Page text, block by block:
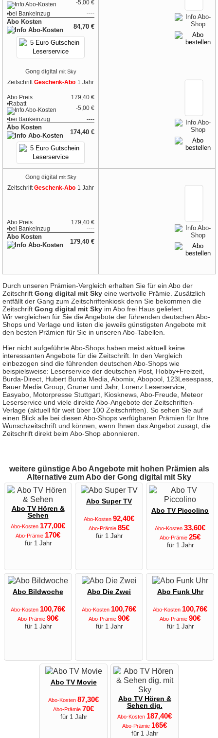
-5,00 €
•bei Bankeinzug ----
Abo Kosten
84,70 €
Gong digital mit Sky
Zeitschrift Geschenk-Abo 1 Jahr
Abo Preis
179,40 €
•Rabatt
-5,00 €
•bei Bankeinzug ----
Abo Kosten
174,40 €
Gong digital mit Sky
Zeitschrift Geschenk-Abo 1 Jahr
Abo Preis
179,40 €
•bei Bankeinzug ----
Abo Kosten
179,40 €
Durch unseren Prämien-Vergleich erhalten Sie für ein Abo der
Zeitschrift Gong digital mit Sky eine wertvolle Prämie. Zusätzlich
entfällt der Gang zum Zeitschriftenkiosk denn Sie bekommen die
Zeitschrift Gong digital mit Sky im Abo frei Haus geliefert.
Wir vergleichen für Sie die Angebote der führenden deutschen Abo-
Shops und Verlage und listen die jeweils günstigsten Angebote mit
den besten Prämien für Sie in unseren Abo-Tabellen.
Hier nicht aufgeführte Abo-Shops haben meist aktuell keine
interessanten Angebote für die Zeitschrift. In den Vergleich
einbezogen sind die führenden deutschen Abo-Shops wie
beispielsweise: Leserservice der deutschen Post, Hobby+Freizeit,
Burda-Direct, Hubert Burda Media, Abomix, Abopool, 123Lesespass,
Bauer Media Group, Gruner und Jahr, Lorenz Leserservice,
Easyabo, Motorpresse Stuttgart, Kiosknews, Abo-Freude, Meteor
Leserservice und viele direkte Abo-Angebote der Zeitschriften-
Verlage (aktuell für weit über 100 Zeitschriften). So sehen Sie auf
einen Blick alle bei diesen Abo-Shops verfügbaren Prämien für Ihre
Wunschzeitschrift und können, wenn Ihnen das Angebot zusagt, die
Zeitschrift direkt beim Abo-Shop abonnieren.
weitere günstige Abo Angebote mit hohen Prämien als
Alternative zum Abo der Gong digital mit Sky
Abo TV Hören &
Sehen
Abo-Kosten 177,00€
Abo-Prämie 170€
für 1 Jahr
Abo Super TV
Abo-Kosten 92,40€
Abo-Prämie 85€
für 1 Jahr
Abo TV Piccolino
Abo-Kosten 33,60€
Abo-Prämie 25€
für 1 Jahr
Abo Bildwoche
Abo-Kosten 100,76€
Abo-Prämie 90€
für 1 Jahr
Abo Die Zwei
Abo-Kosten 100,76€
Abo-Prämie 90€
für 1 Jahr
Abo Funk Uhr
Abo-Kosten 100,76€
Abo-Prämie 90€
für 1 Jahr
Abo TV Movie
Abo-Kosten 87,30€
Abo-Prämie 70€
für 1 Jahr
Abo TV Hören &
Sehen dig.
Abo-Kosten 187,40€
Abo-Prämie 165€
für 1 Jahr